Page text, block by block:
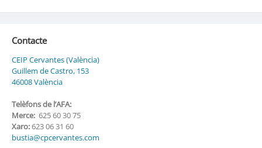
Contacte
CEIP Cervantes (València)
Guillem de Castro, 153
46008 València
Telèfons de l’AFA:
Merce:625 60 30 75
Xaro:623 06 31 60
bustia@cpcervantes.com